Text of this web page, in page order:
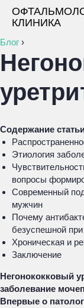
КЛИНИКА
Блог ›
Содержание
Этиология
вопросы
Современный
мужчин
Почему
безуспешной
Хроническая и
Заключение
Негонококковый
заболевание
Впервые о